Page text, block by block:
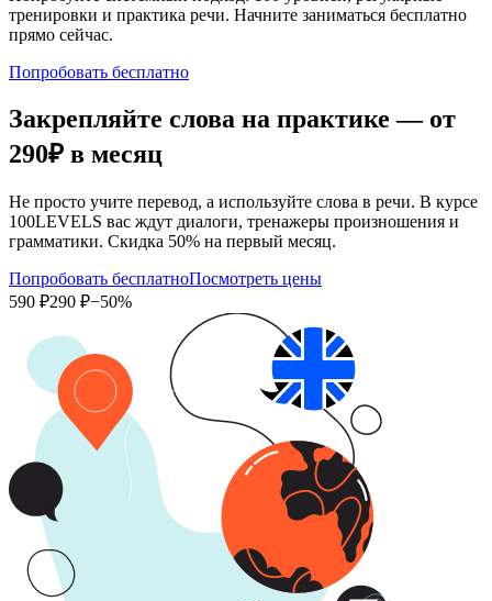
тренировки и практика речи. Начните заниматься бесплатно
прямо сейчас.
Попробовать бесплатно
Закрепляйте слова на практике — от
290₽ в месяц
Не просто учите перевод, а используйте слова в речи. В курсе
100LEVELS вас ждут диалоги, тренажеры произношения и
грамматики. Скидка 50% на первый месяц.
Попробовать бесплатноПосмотреть цены
590 ₽290 ₽−50%